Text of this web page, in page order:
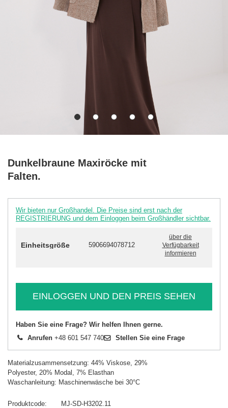
Dunkelbraune Maxiröcke mit
Falten.
Wir bieten nur Großhandel. Die Preise sind erst nach der
REGISTRIERUNG und dem Einloggen beim Großhändler sichtbar.
Einheitsgröße 5906694078712
über die
Verfügbarkeit
informieren
EINLOGGEN UND DEN PREIS SEHEN
Haben Sie eine Frage? Wir helfen Ihnen gerne.
Anrufen +48 601 547 740 Stellen Sie eine Frage
Materialzusammensetzung: 44% Viskose, 29%
Polyester, 20% Modal, 7% Elasthan
Waschanleitung: Maschinenwäsche bei 30°C
Produktcode
MJ-SD-H3202.11